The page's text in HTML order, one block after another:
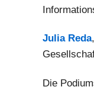
Julia Reda
Die